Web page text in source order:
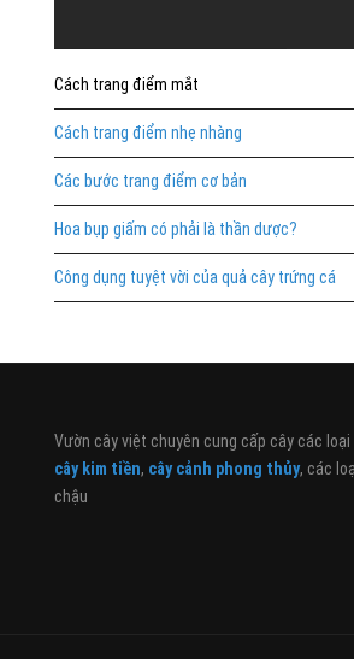
Cách trang điểm mắt
Cách trang điểm nhẹ nhàng
Các bước trang điểm cơ bản
Hoa bụp giấm có phải là thần dược?
Công dụng tuyệt vời của quả cây trứng cá
Vườn cây việt chuyên cung cấp cây các loại
cây kim tiền, cây cảnh phong thủy, các
chậu